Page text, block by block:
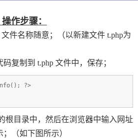
操作步骤：
件名称随意；（以新建文件 t.php为
复制到 t.php 文件中，保存；
?>
根目录中，然后在浏览器中输入网址
；（如下图所示）